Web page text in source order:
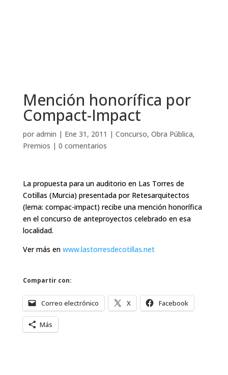
Mención honorífica por
Compact-Impact
por admin | Ene 31, 2011 | Concurso, Obra Pública,
Premios | 0 comentarios
La propuesta para un auditorio en Las Torres de
Cotillas (Murcia) presentada por Retesarquitectos
(lema: compac-impact) recibe una mención honorífica
en el concurso de anteproyectos celebrado en esa
localidad.
Ver más en www.lastorresdecotillas.net
Compartir con:
Correo electrónico X Facebook
Más